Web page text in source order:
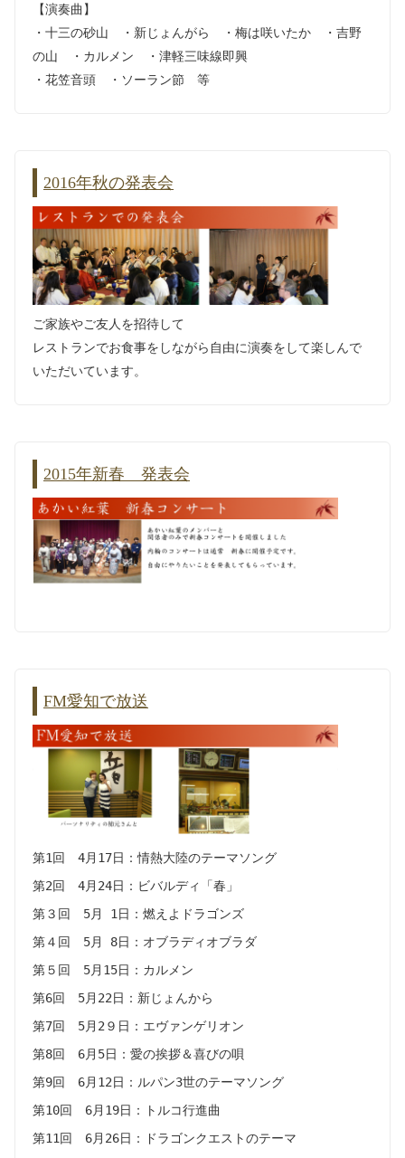
【演奏曲】
・十三の砂山 ・新じょんがら ・梅は咲いたか ・吉野
の山 ・カルメン ・津軽三味線即興
・花笠音頭 ・ソーラン節 等
2016年秋の発表会
ご家族やご友人を招待して
レストランでお食事をしながら自由に演奏をして楽しんで
いただいています。
2015年新春 発表会
FM愛知で放送
第1回 4月17日：情熱大陸のテーマソング
第2回 4月24日：ビバルディ「春」
第３回 5月 1日：燃えよドラゴンズ
第４回 5月 8日：オブラディオブラダ
第５回 5月15日：カルメン
第6回 5月22日：新じょんから
第7回 5月2９日：エヴァンゲリオン
第8回 6月5日：愛の挨拶＆喜びの唄
第9回 6月12日：ルパン3世のテーマソング
第10回 6月19日：トルコ行進曲
第11回 6月26日：ドラゴンクエストのテーマ